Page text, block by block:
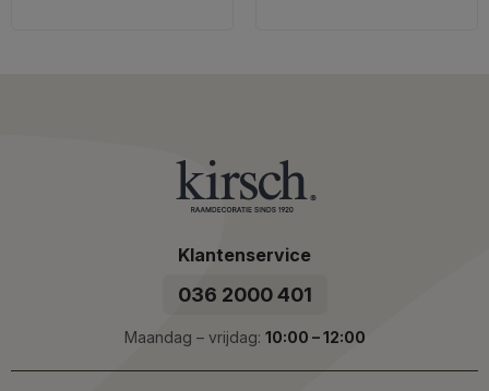
Klantenservice
036 2000 401
Maandag – vrijdag: 10:00 – 12:00